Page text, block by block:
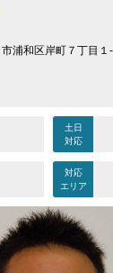
浦和区岸町７丁目１
土日
対応
対応
エリア